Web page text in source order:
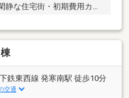
な住宅街・初期費用カー
鉄東西線 発寒南駅 徒歩10分
交通